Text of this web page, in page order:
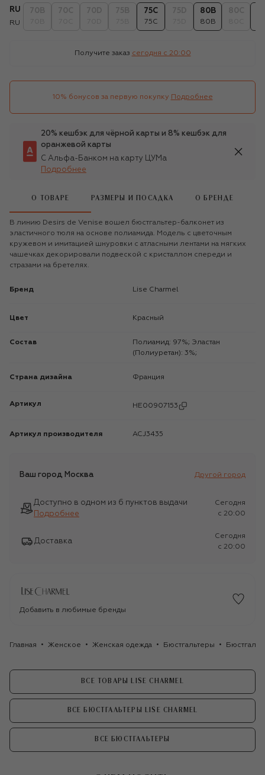
RU
RU
75C
75C
80B
80B
Получите заказ сегодня c 20:00
10% бонусов за первую покупку Подробнее
20% кешбэк для чёрной карты и 8% кешбэк для
оранжевой карты
С Альфа-Банком на карту ЦУМа
Подробнее
О ТОВАРЕ РАЗМЕРЫ И ПОСАДКА О БРЕНДЕ
В линию Desirs de Venise вошел бюстгальтер-балконет из
эластичного тюля на основе полиамида. Модель с цветочным
кружевом и имитацией шнуровки с атласными лентами на мягких
чашечках декорировали подвеской с кристаллом спереди и
стразами на бретелях.
Бренд Lise Charmel
Цвет Красный
Состав
Полиамид: 97%; Эластан
(Полиуретан): 3%;
Страна дизайна Франция
Артикул HE00907153
Артикул производителя ACJ3435
Ваш город Москва Другой город
Доступно в одном из 6 пунктов выдачи
Подробнее
Сегодня
c 20:00
Доставка
Сегодня
c 20:00
Добавить в любимые бренды
Главная Женское Женская одежда Бюстгальтеры
ВСЕ ТОВАРЫ LISE CHARMEL
ВСЕ БЮСТГАЛЬТЕРЫ LISE CHARMEL
ВСЕ БЮСТГАЛЬТЕРЫ